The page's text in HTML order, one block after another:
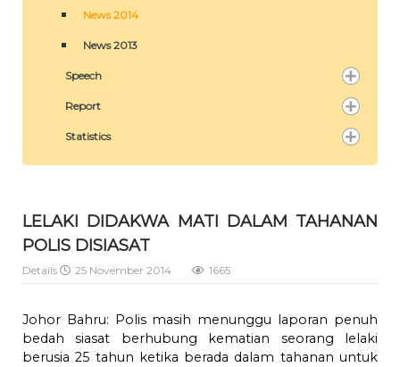
News 2014
News 2013
Speech
Report
Statistics
LELAKI DIDAKWA MATI DALAM TAHANAN
POLIS DISIASAT
Details 25 November 2014 1665
Johor Bahru: Polis masih menunggu laporan penuh
bedah siasat berhubung kematian seorang lelaki
berusia 25 tahun ketika berada dalam tahanan untuk